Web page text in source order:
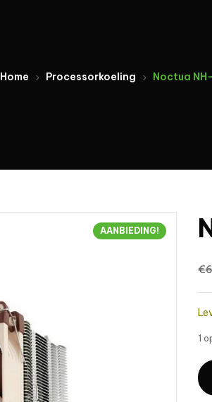
Home Processorkoeling Noctua
AANBIEDING!
€
1